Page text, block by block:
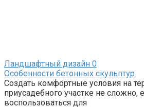
Ландшафтный дизайн 0
Особенности бетонных скульптур
Создать комфортные условия на
приусадебного участке не сложно,
воспользоваться для